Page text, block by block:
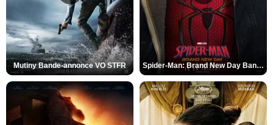
Mutiny Bande-annonce VO STFR Spider-Man: Brand New Day Bande-annonce VO STFR